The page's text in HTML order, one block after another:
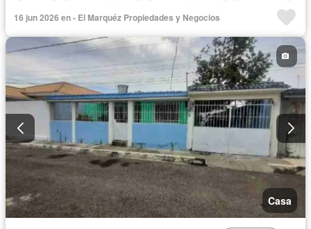
Electricidad
Estacionamiento
Garita de guardianía Jardín
Piscina
Seguridad Sin amoblar
16 jun 2026 en - El Marquéz Propiedades y Negocios
Casa